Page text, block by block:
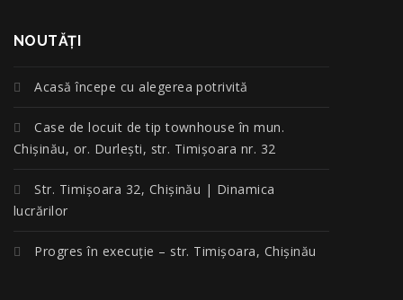
NOUTĂŢI
Acasă începe cu alegerea potrivită
Case de locuit de tip townhouse în mun.
Chișinău, or. Durlești, str. Timișoara nr. 32
Str. Timișoara 32, Chișinău | Dinamica
lucrărilor
Progres în execuție – str. Timișoara, Chișinău